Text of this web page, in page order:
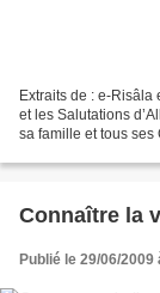
Extraits de : e-Risâla
et les Salutations
sa famille et tous ses
Connaître la
Publié le 29/06/2009